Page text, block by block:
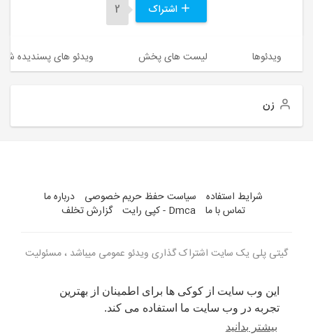
این وب سایت از کوکی ها برای اطمینان از بهترین
تجربه در وب سایت ما استفاده می کند.
بیشتر بدانید
اشتراک 2
ویدئوها لیست های پخش ویدئو های پسندیده
زن
شرایط استفاده سیاست حفظ حریم خصوصی
درباره ما
تماس با ما
Dmca - کپی رایت گزارش تخلف
گیتی پلی یک سایت اشتراک گذاری ویدئو عمومی میباشد ، مسئولیت
زبان